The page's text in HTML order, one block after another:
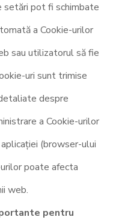
setări pot fi schimbate
a Cookie-urilor
sau utilizatorul să fie
uri sunt trimise
despre
a Cookie-urilor
(browser-ului
poate afecta
web.
pentru